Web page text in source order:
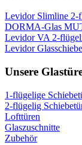
Levidor Slimline 2-
DORMA-Glas
Levidor VA 2-
Levidor
Unsere
1-flügelige
2-flügelig
Lofttüren
Glaszuschnitte
Zubehör